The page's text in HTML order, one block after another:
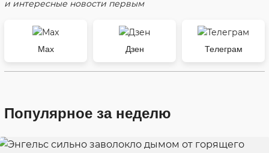
и интересные новости первым
Max Дзен Телеграм
Популярное за неделю